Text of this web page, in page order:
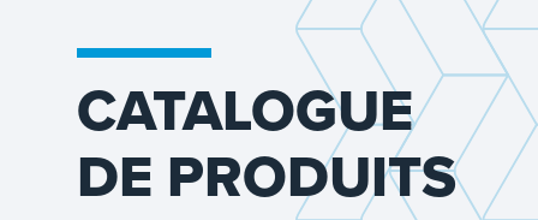
CATALOGUE
DE PRODUITS